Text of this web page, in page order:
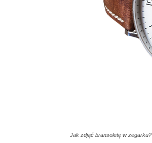
Jak zdjąć bransoletę w zegarku?